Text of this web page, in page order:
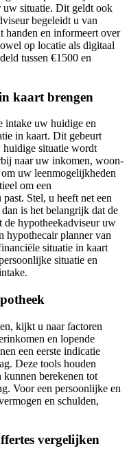
uw situatie. Dit geldt ook
begeleidt u van
handen en informeert over
op locatie als digitaal
tussen €1500 en
kaart brengen
intake uw huidige en
in kaart. Dit gebeurt
situatie wordt
naar uw inkomen, woon-
uw leenmogelijkheden
om een
Stel, u heeft net een
is het belangrijk dat de
de hypotheekadviseur uw
hypothecair planner van
situatie in kaart
situatie en
kijkt u naar factoren
en lopende
een eerste indicatie
Deze tools houden
kunnen berekenen tot
Voor een persoonlijke en
en schulden,
vergelijken